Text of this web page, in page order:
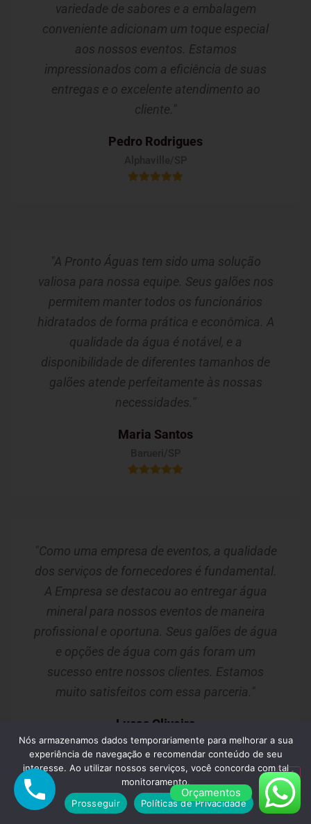
variedade de sabores e a embalagem
conveniente adicionam um toque especial
aos nossos eventos. Estamos
impressionados com a eficiência de suas
entregas e o excelente atendimento ao
cliente."
Pedro Rodrigues
"A Pronto Águas tem sido uma solução
valiosa para nossa equipe. Seus galões nos
permitem manter todos os funcionários
hidratados de forma prática e econômica. A
qualidade da água é notável, e a
disponibilidade de diferentes tamanhos de
galões atende perfeitamente às nossas
necessidades."
Maria Santos
"Como uma empresa de eventos, a qualidade
dos serviços de fornecedores é fundamental.
A Empresa se destacou ao entregar água
mineral para nossos eventos de maneira
profissional e oportuna. Seus galões de água
e opções de água com gás foram um
sucesso entre nossos clientes. Estamos
muito satisfeitos com essa parceria."
Lucas Oliveira
Guarulhos/SP
Orçamentos
Nós armazenamos dados temporariamente para melhorar a sua
experiência de navegação e recomendar conteúdo de seu
interesse. Ao utilizar nossos serviços, você concorda com tal
monitoramento.
Prosseguir
Políticas de Privacidade